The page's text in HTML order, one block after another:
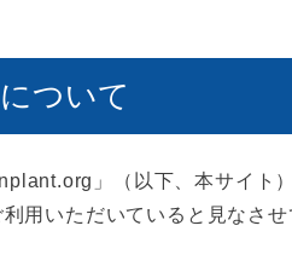
ついて
」（以下、本サイト
用いただいていると見なさせ